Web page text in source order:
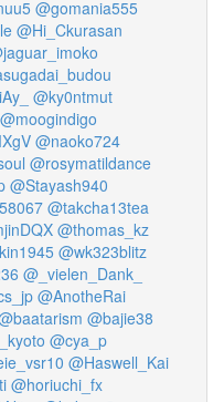
@gomania555
@Hi_Ckurasan
@ky0ntmut
@moogindigo
@naoko724
@rosymatildance
@Stayash940
@takcha13tea
@thomas_kz
@wk323blitz
@_vielen_Dank_
@AnotheRai
@bajie38
@cya_p
@Haswell_Kai
@horiuchi_fx